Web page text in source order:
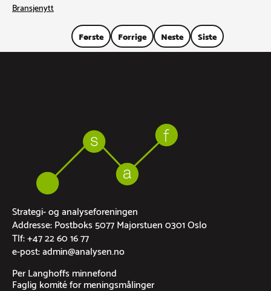
Bransjenytt
Første Forrige Neste Siste
Strategi- og analyseforeningen
Addresse: Postboks 5077 Majorstuen 0301 Oslo
Tlf: +47 22 60 16 77
e-post: admin@analysen.no
Per Langhoffs minnefond
Faglig komité for meningsmålinger